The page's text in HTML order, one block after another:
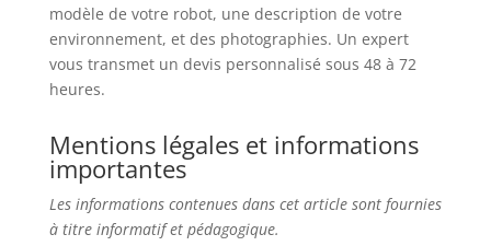
modèle de votre robot, une description de votre
environnement, et des photographies. Un expert
vous transmet un devis personnalisé sous 48 à 72
heures.
Mentions légales et informations
importantes
Les informations contenues dans cet article sont fournies
à titre informatif et pédagogique.